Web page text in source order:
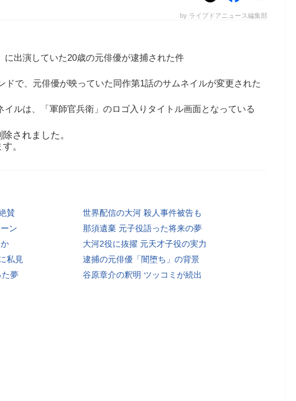
by ライブドアニュース編集部
に出演していた20歳の元俳優が逮捕された件
ドで、元俳優が映っていた同作第1話のサムネイルが変更された
イルは、「軍師官兵衛」のロゴ入りタイトル画面となっている
されました。
。
賛
世界配信の大河 殺人事件被告も
ン
那須遺棄 元子役語った将来の夢
大河2役に抜擢 元天才子役の実力
私見
逮捕の元俳優「闇堕ち」の背景
た夢
谷原章介の釈明 ツッコミが続出